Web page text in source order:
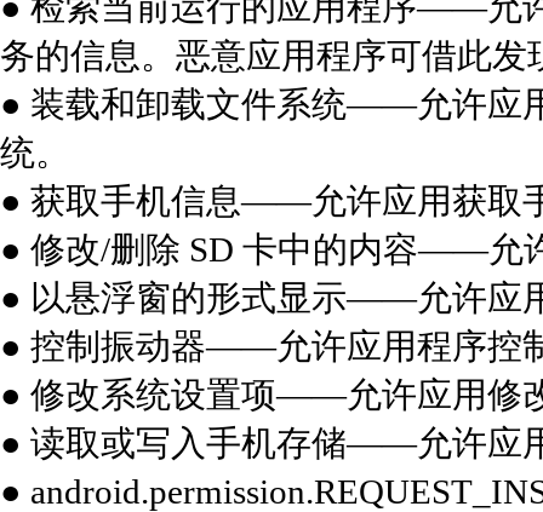
务的信息。恶意应用程序可借此
● 装载和卸载文件系统——允许应
统。
● 获取手机信息——允许应用获取
● 修改/删除 SD 卡中的内容——允
● 以悬浮窗的形式显示——允许应
● 控制振动器——允许应用程序控
● 修改系统设置项——允许应用修
● 读取或写入手机存储——允许应
●